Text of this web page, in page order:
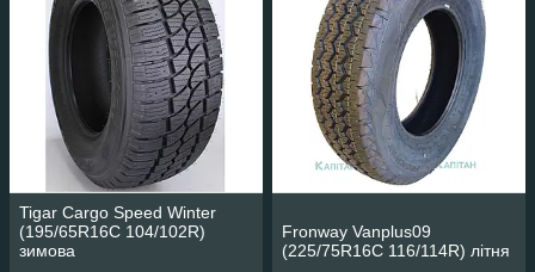
Tigar Cargo Speed Winter
(195/65R16C 104/102R)
зимова
Fronway Vanplus09
(225/75R16C 116/114R) літня